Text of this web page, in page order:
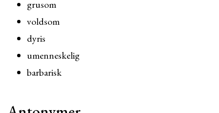
grusom
voldsom
dyris
umenneskelig
barbarisk